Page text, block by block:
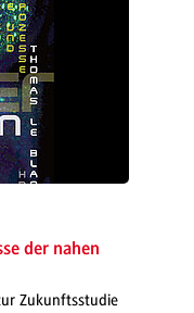
der nahen
Zukunftsstudie